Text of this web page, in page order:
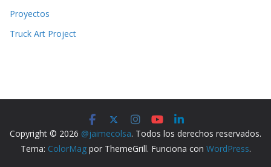
Proyectos
Truck Art Project
Copyright © 2026 @jaimecolsa. Todos los derechos reservados.
Tema: ColorMagpor ThemeGrill. Funciona con WordPress.